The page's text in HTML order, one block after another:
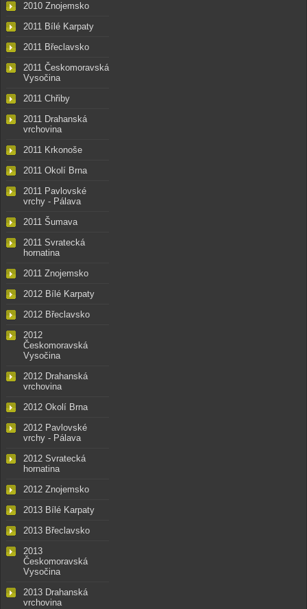
2010 Znojemsko
2011 Bílé Karpaty
2011 Břeclavsko
2011 Českomoravská
Vysočina
2011 Chřiby
2011 Drahanská
vrchovina
2011 Krkonoše
2011 Okolí Brna
2011 Pavlovské
vrchy - Pálava
2011 Šumava
2011 Svratecká
hornatina
2011 Znojemsko
2012 Bílé Karpaty
2012 Břeclavsko
2012
Českomoravská
Vysočina
2012 Drahanská
vrchovina
2012 Okolí Brna
2012 Pavlovské
vrchy - Pálava
2012 Svratecká
hornatina
2012 Znojemsko
2013 Bílé Karpaty
2013 Břeclavsko
2013
Českomoravská
Vysočina
2013 Drahanská
vrchovina